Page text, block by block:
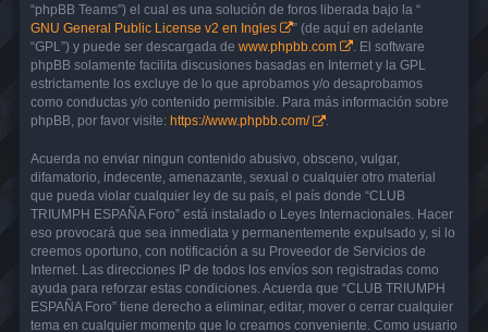
“phpBB Teams”) el cual es una solución de foros liberada bajo la “
GNU General Public License v2 en Ingles
” (de aquí en adelante
“GPL”) y puede ser descargada de www.phpbb.com
. El software
phpBB solamente facilita discusiones basadas en Internet y la GPL
estrictamente los excluye de lo que aprobamos y/o desaprobamos
como conductas y/o contenido permisible. Para más información sobre
phpBB, por favor visite: https://www.phpbb.com/ .
Acuerda no enviar ningun contenido abusivo, obsceno, vulgar,
difamatorio, indecente, amenazante, sexual o cualquier otro material
que pueda violar cualquier ley de su país, el país donde “CLUB
TRIUMPH ESPAÑA Foro” está instalado o Leyes Internacionales. Hacer
eso provocará que sea inmediata y permanentemente expulsado y, si lo
creemos oportuno, con notificación a su Proveedor de Servicios de
Internet. Las direcciones IP de todos los envíos son registradas como
ayuda para reforzar estas condiciones. Acuerda que “CLUB TRIUMPH
ESPAÑA Foro” tiene derecho a eliminar, editar, mover o cerrar cualquier
tema en cualquier momento que lo creamos conveniente. Como usuario